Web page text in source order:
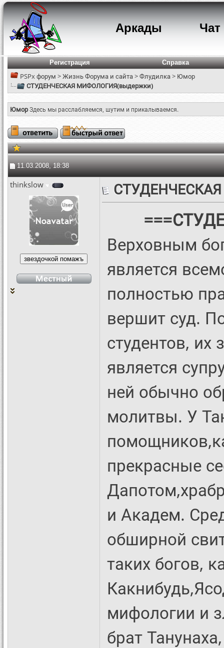
Аркады Чат
Регистрация Справка
PSPx форум >Жизнь Форума и сайта>Флудилка> Юмор
СТУДЕНЧЕСКАЯ МИФОЛОГИЯ(выдержки)
ЮморЗдесь мы расслабляемся, шутим и прикалываемся.
11.03.2008, 18:38
thinkslow
Верховным
является
полностью
вершит суд.
студентов,
является
ней обычно
молитвы. У
прекрасные
и Академ.
обширной
таких богов,
мифологии и
брат